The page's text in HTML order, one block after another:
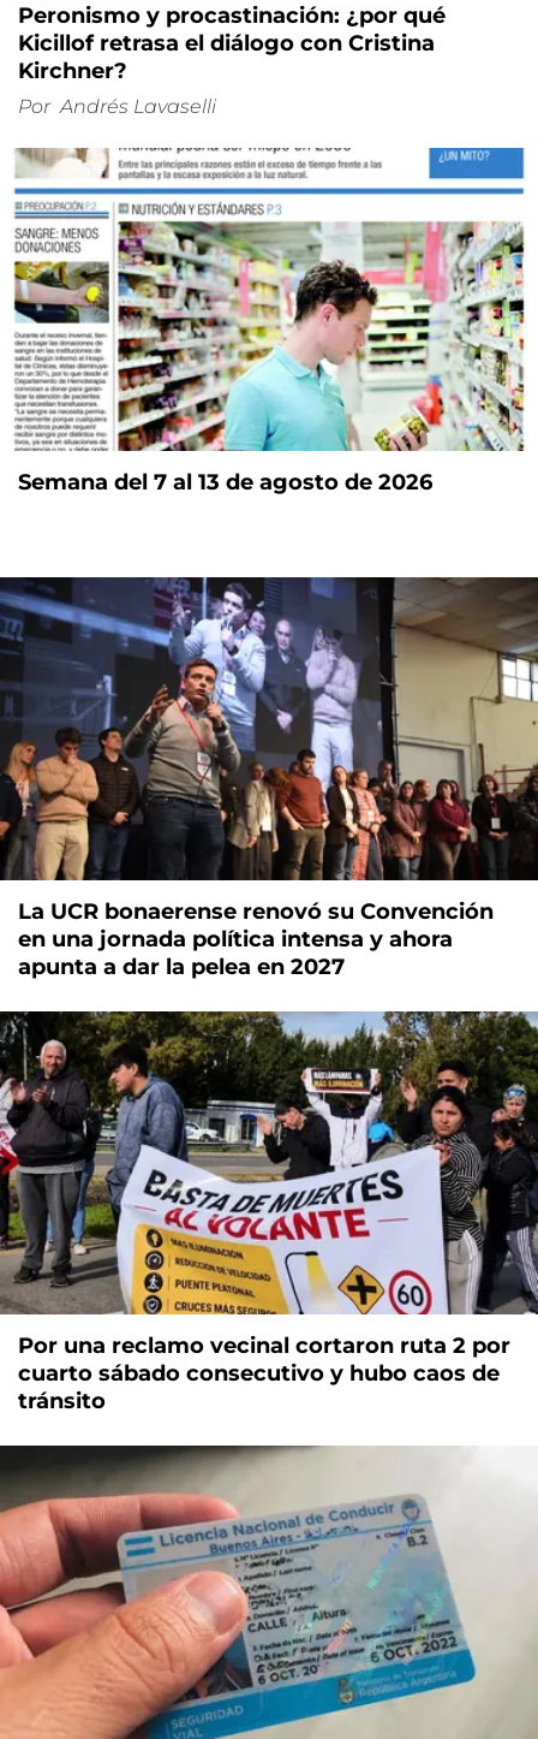
Peronismo y procastinación: ¿por qué
Kicillof retrasa el diálogo con Cristina
Kirchner?
Por Andrés Lavaselli
Semana del 7 al 13 de agosto de 2026
La UCR bonaerense renovó su Convención
en una jornada política intensa y ahora
apunta a dar la pelea en 2027
Por una reclamo vecinal cortaron ruta 2 por
cuarto sábado consecutivo y hubo caos de
tránsito